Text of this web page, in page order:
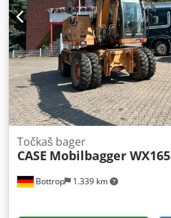
Bottrop 1.339 km
Točkaš bager
CASE Mobilbagger WX165